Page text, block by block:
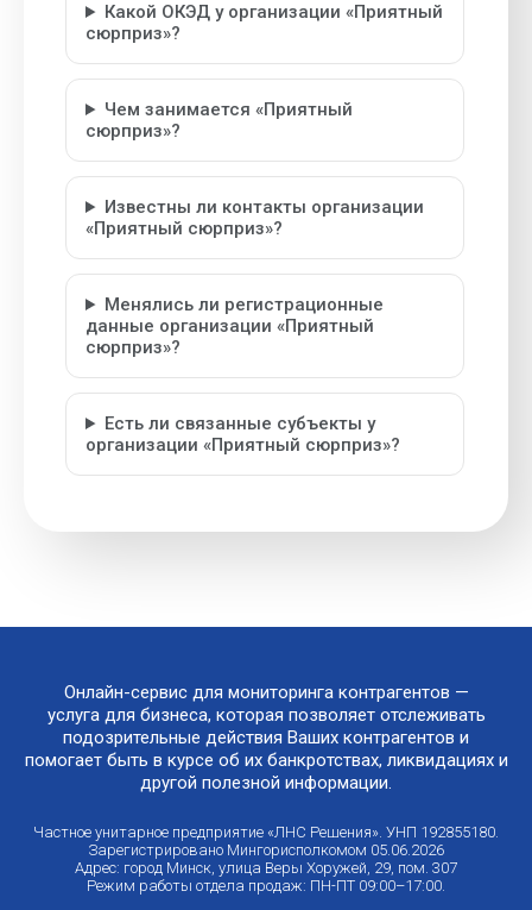
Какой ОКЭД у организации «Приятный
сюрприз»?
Чем занимается «Приятный
сюрприз»?
Известны ли контакты организации
«Приятный сюрприз»?
Менялись ли регистрационные
данные организации «Приятный
сюрприз»?
Есть ли связанные субъекты у
организации «Приятный сюрприз»?
Онлайн-сервис для мониторинга контрагентов —
услуга для бизнеса, которая позволяет отслеживать
подозрительные действия Ваших контрагентов и
помогает быть в курсе об их банкротствах, ликвидациях и
другой полезной информации.
Частное унитарное предприятие «ЛНС Решения». УНП 192855180.
Зарегистрировано Мингорисполкомом 05.06.2026
Адрес: город Минск, улица Веры Хоружей, 29, пом. 307
Режим работы отдела продаж: ПН-ПТ 09:00–17:00.